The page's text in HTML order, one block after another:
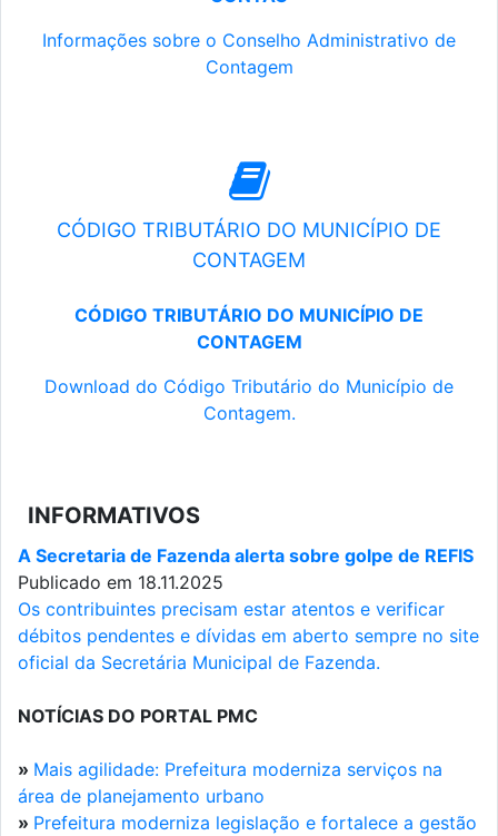
Informações sobre o Conselho Administrativo de
Contagem
CÓDIGO TRIBUTÁRIO DO MUNICÍPIO DE
CONTAGEM
CÓDIGO TRIBUTÁRIO DO MUNICÍPIO DE
CONTAGEM
Download do Código Tributário do Município de
Contagem.
INFORMATIVOS
A Secretaria de Fazenda alerta sobre golpe de REFIS
Publicado em 18.11.2025
Os contribuintes precisam estar atentos e verificar
débitos pendentes e dívidas em aberto sempre no site
oficial da Secretária Municipal de Fazenda.
NOTÍCIAS DO PORTAL PMC
» Mais agilidade: Prefeitura moderniza serviços na
área de planejamento urbano
» Prefeitura moderniza legislação e fortalece a gestão